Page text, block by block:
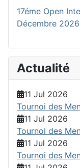
17éme Open
Décembre 2026
Actualité
11 Jul 2026
Tournoi des
11 Jul 2026
Tournoi des
11 Jul 2026
Tournoi des